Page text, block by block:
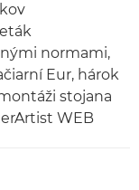
normami,
Eur, hárok
stojana
WEB